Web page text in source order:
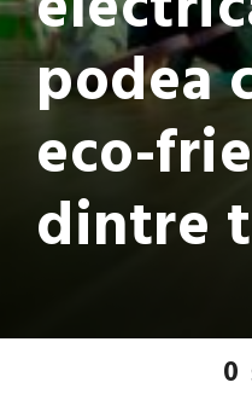
podea
eco-
dintre
0